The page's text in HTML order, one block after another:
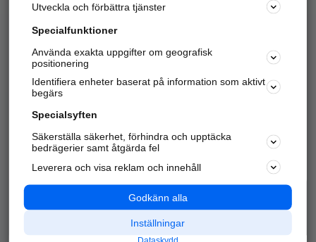
Marknadsför företaget
Kom igång och annonsera mot
samarbetspartners nära dig.
Alla kategorier
Populära sökningar
API & Kartor
Annonsera
Integritet
Nödnummer
Utveckla och förbättra tjänster
Specialfunktioner
Använda exakta uppgifter om geografisk
positionering
Identifiera enheter baserat på information som aktivt
begärs
Specialsyften
Säkerställa säkerhet, förhindra och upptäcka
bedrägerier samt åtgärda fel
Leverera och visa reklam och innehåll
Godkänn alla
Inställningar
Dataskydd